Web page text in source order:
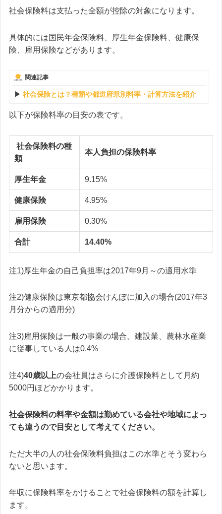
社会保険料は支払った全額が控除の対象になります。
具体的には国民年金保険料、厚生年金保険料、健康保
険、雇用保険などがあります。
関連記事
社会保険とは？種類や都道府県別料率・計算方法を紹介
以下が保険料率の目安の表です。
社会保険料の種
類
本人負担の保険料率
厚生年金 9.15%
健康保険 4.95%
雇用保険 0.30%
合計 14.40%
注1)厚生年金の自己負担率は2017年9月～の適用水準
注2)健康保険は東京都協会けんぽに加入の場合(2017年3
月分からの適用分)
注3)雇用保険は一般の事業の場合。建設業、農林水産業
に従事している人は0.4%
注4)40歳以上の会社員はさらに介護保険料として月約
5000円ほどかかります。
社会保険料の料率や金額は勤めている会社や地域によっ
ても違うので目安として考えてください。
ただ大半の人の社会保険料負担はこの水準とそう変わら
ないと思います。
年収に保険料率をかけることで社会保険料の額を計算し
ます。